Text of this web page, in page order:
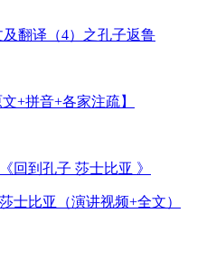
及翻译（4）之孔子返鲁
+拼音+各家注疏】
士比亚（演讲视频+全文）